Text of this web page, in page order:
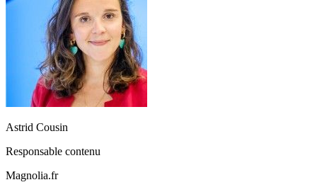
Astrid Cousin
Responsable contenu
Magnolia.fr